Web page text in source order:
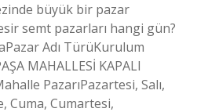
büyük bir pazar
semt pazarları hangi gün?
Adı TürüKurulum
MAHALLESİ KAPALI
PazarıPazartesi, Salı,
Cuma, Cumartesi,